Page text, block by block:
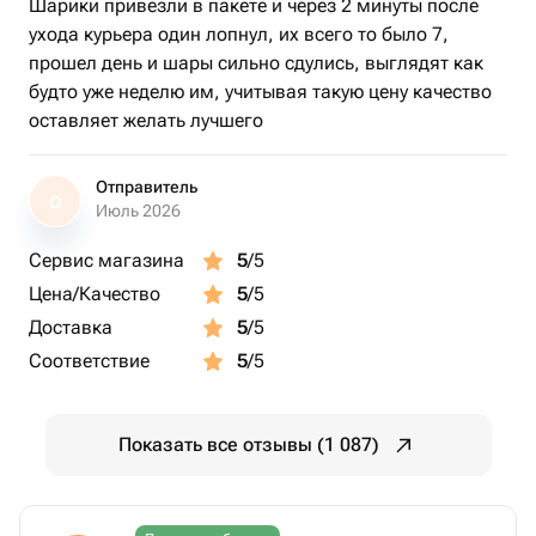
Шарики привезли в пакете и через 2 минуты после
ухода курьера один лопнул, их всего то было 7,
прошел день и шары сильно сдулись, выглядят как
будто уже неделю им, учитывая такую цену качество
оставляет желать лучшего
О
Отправитель
Июль 2026
Сервис магазина 5/5
Цена/Качество
5/5
Доставка
5/5
Соответствие
5/5
Показать все отзывы (1 087)